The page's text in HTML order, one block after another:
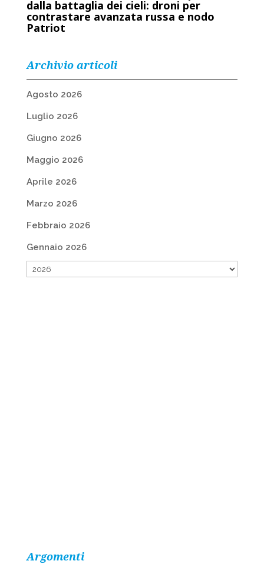
dalla battaglia dei cieli: droni per
contrastare avanzata russa e nodo
Patriot
Archivio articoli
Agosto 2026
Luglio 2026
Giugno 2026
Maggio 2026
Aprile 2026
Marzo 2026
Febbraio 2026
Gennaio 2026
Argomenti